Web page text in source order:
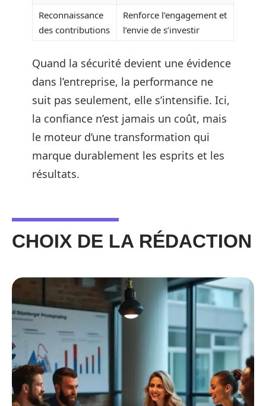
Reconnaissance
des contributions
Renforce l’engagement et
l’envie de s’investir
Quand la sécurité devient une évidence
dans l’entreprise, la performance ne
suit pas seulement, elle s’intensifie. Ici,
la confiance n’est jamais un coût, mais
le moteur d’une transformation qui
marque durablement les esprits et les
résultats.
CHOIX DE LA RÉDACTION